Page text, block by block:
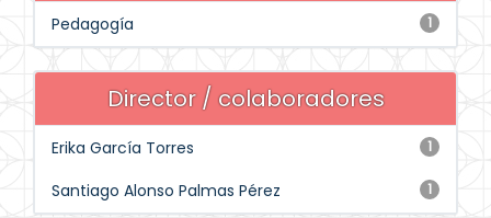
1
Pedagogía
Director / colaboradores
1
Erika García Torres
1
Santiago Alonso Palmas Pérez